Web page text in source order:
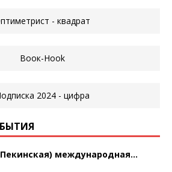
международная...